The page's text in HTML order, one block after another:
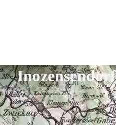
Inozensendorf